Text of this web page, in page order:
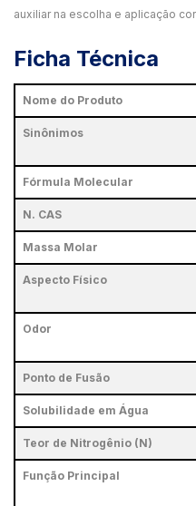
auxiliar na escolha e aplicação
Ficha Técnica
Nome do Produto
Sinônimos
Fórmula Molecular
N. CAS
Massa Molar
Aspecto Físico
Odor
Ponto de Fusão
Solubilidade em Água
Teor de Nitrogênio (N)
Função Principal